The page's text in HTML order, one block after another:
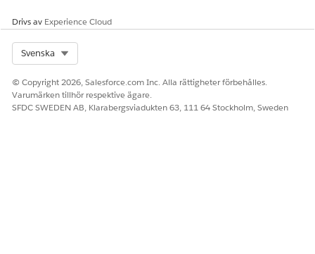
Ta bort knappen Visa användare om inte alla användare
ska kunna komma åt information om anställda.
Begränsa redigeringsåtkomst för poster för anställda till
endast administratörer. Annars kan användare ändra sin
egen Anställningsstatus, Startdatum och
Medarbetarnummer.
Drivs av Experience Cloud
Svenska
© Copyright 2026, Salesforce.com Inc. Alla rättigheter förbehålles.
Varumärken tillhör respektive ägare.
SFDC SWEDEN AB, Klarabergsviadukten 63, 111 64 Stockholm, Sweden